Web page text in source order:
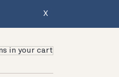
X
in your cart